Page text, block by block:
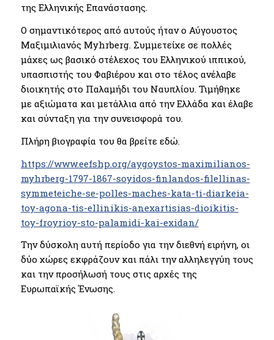
της Ελληνικής Επανάστασης.
Ο σημαντικότερος από αυτούς ήταν ο Αύγουστος
Μαξιμιλιανός Myhrberg. Συμμετείχε σε πολλές
μάχες ως βασικό στέλεχος του Ελληνικού ιππικού,
υπασπιστής του Φαβιέρου και στο τέλος ανέλαβε
διοικητής στο Παλαμήδι του Ναυπλίου. Τιμήθηκε
με αξιώματα και μετάλλια από την Ελλάδα και έλαβε
και σύνταξη για την συνεισφορά του.
Πλήρη βιογραφία του θα βρείτε εδώ.
https://www.eefshp.org/aygoystos-maximilianos-
myhrberg-1797-1867-soyidos-finlandos-filellinas-
symmeteiche-se-polles-maches-kata-ti-diarkeia-
toy-agona-tis-ellinikis-anexartisias-dioikitis-
toy-froyrioy-sto-palamidi-kai-exidan/
Την δύσκολη αυτή περίοδο για την διεθνή ειρήνη, οι
δύο χώρες εκφράζουν και πάλι την αλληλεγγύη τους
και την προσήλωσή τους στις αρχές της
Ευρωπαϊκής Ένωσης.